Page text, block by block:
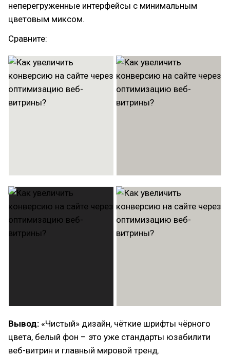
неперегруженные интерфейсы с минимальным
цветовым миксом.
Сравните:
Вывод: «Чистый» дизайн, чёткие шрифты чёрного
цвета, белый фон – это уже стандарты юзабилити
веб-витрин и главный мировой тренд.